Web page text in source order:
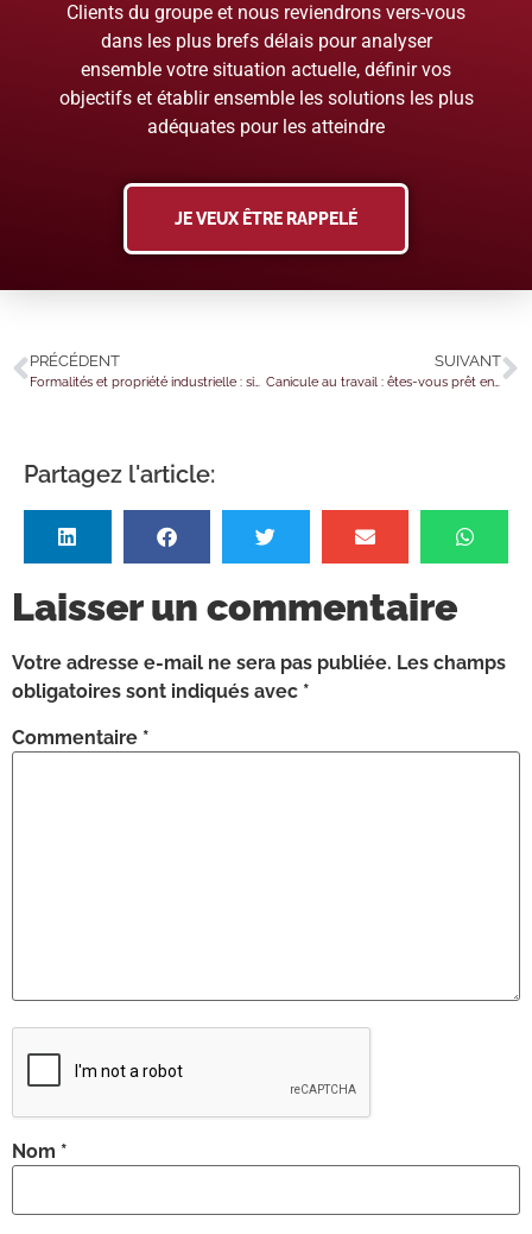
Clients du groupe et nous reviendrons vers-vous
dans les plus brefs délais pour analyser
ensemble votre situation actuelle, définir vos
objectifs et établir ensemble les solutions les plus
adéquates pour les atteindre
JE VEUX ÊTRE RAPPELÉ
PRÉCÉDENT SUIVANT
Canicule au travail : êtes-vous prêt en cas de contrôle ou d’accident ?
Partagez l'article:
Laisser un commentaire
Votre adresse e-mail ne sera pas publiée. Les champs
obligatoires sont indiqués avec *
Commentaire *
Nom *